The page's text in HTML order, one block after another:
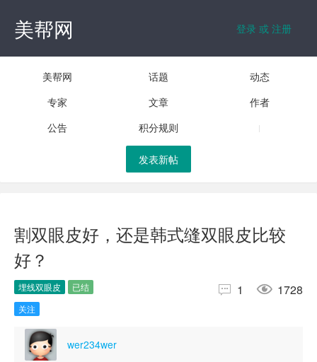
美帮网 登录 或 注册
美帮网 话题
动态
专家
文章
作者
公告
积分规则
发表新帖
割双眼皮好，还是韩式缝双眼皮比较
好？
埋线双眼皮
已结
关注
 1  1728
wer234wer